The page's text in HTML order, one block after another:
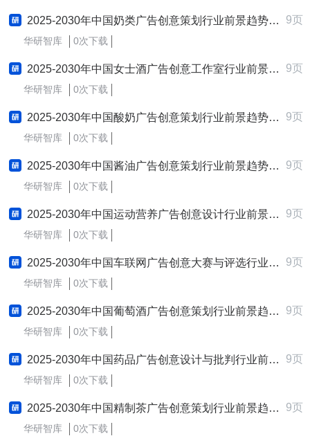
2025-2030年中国奶类广告创意策划行业前景趋势预测及发展战略咨询报告 9页
华研智库 0次下载
2025-2030年中国女士酒广告创意工作室行业前景趋势预测及发展战略咨询报告 9页
华研智库 0次下载
2025-2030年中国酸奶广告创意策划行业前景趋势预测及发展战略咨询报告 9页
华研智库 0次下载
2025-2030年中国酱油广告创意策划行业前景趋势预测及发展战略咨询报告 9页
华研智库 0次下载
2025-2030年中国运动营养广告创意设计行业前景趋势预测及发展战略咨询报告 9页
华研智库 0次下载
2025-2030年中国车联网广告创意大赛与评选行业前景趋势预测及发展战略咨询报告 9页
华研智库 0次下载
2025-2030年中国葡萄酒广告创意策划行业前景趋势预测及发展战略咨询报告 9页
华研智库 0次下载
2025-2030年中国药品广告创意设计与批判行业前景趋势预测及发展战略咨询报告 9页
华研智库 0次下载
2025-2030年中国精制茶广告创意策划行业前景趋势预测及发展战略咨询报告 9页
华研智库 0次下载